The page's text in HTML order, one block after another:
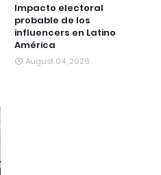
Impacto electoral
probable de los
influencers en Latino
América
August 04, 2026